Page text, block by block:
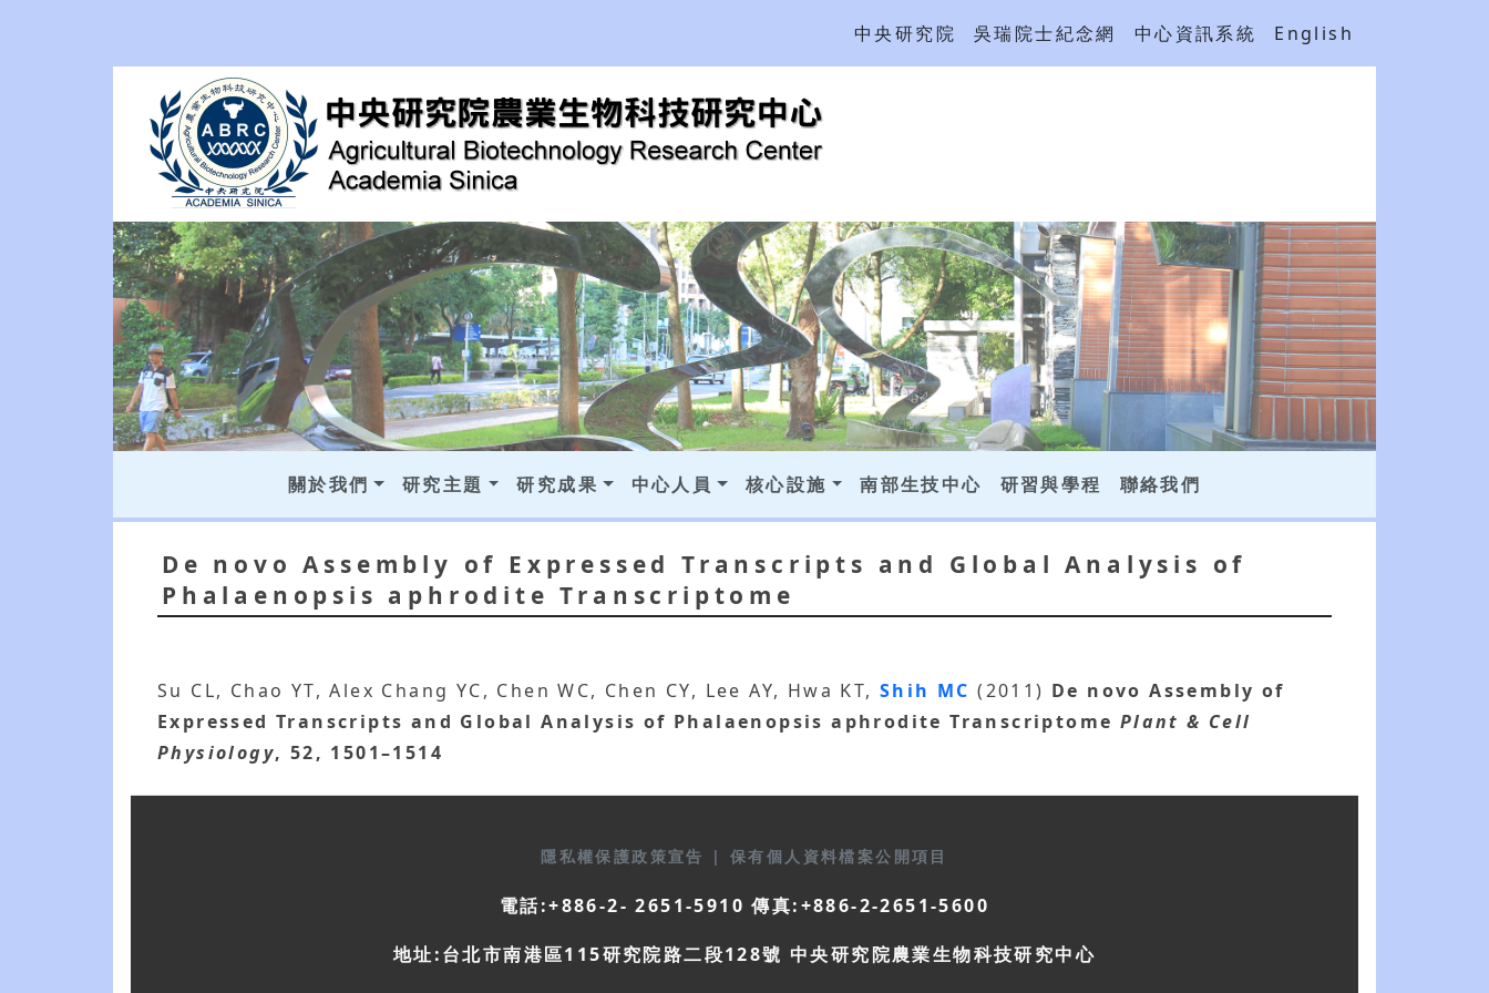
中央研究院 吳瑞院士紀念網 中心資訊系統 English
關於我們 研究主題 研究成果 中心人員 核心設施 南部生技中心 研習與學程 聯絡我們
De novo Assembly of Expressed Transcripts and Global Analysis of
Phalaenopsis aphrodite Transcriptome
Su CL, Chao YT, Alex Chang YC, Chen WC, Chen CY, Lee AY, Hwa KT, Shih MC(2011) De novo Assembly of
Expressed Transcripts and Global Analysis of Phalaenopsis aphrodite Transcriptome Plant & Cell
Physiology, 52, 1501–1514
隱私權保護政策宣告 | 保有個人資料檔案公開項目
電話:+886-2- 2651-5910 傳真:+886-2-2651-5600
地址:台北市南港區115研究院路二段128號 中央研究院農業生物科技研究中心